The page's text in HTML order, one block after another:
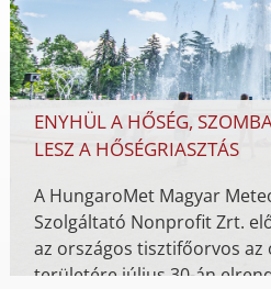
ENYHÜL A HŐSÉG,
LESZ A HŐSÉGRIASZTÁS
A HungaroMet Magyar
Szolgáltató Nonprofit Zrt.
az országos tisztifőorvos az
területére július 30-án